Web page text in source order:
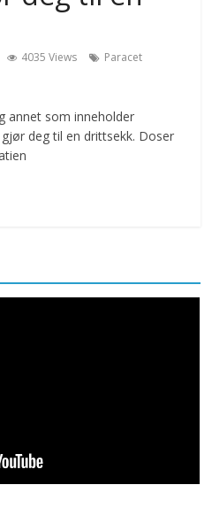
4035 Views
Paracet
annet som inneholder
deg til en drittsekk. Doser